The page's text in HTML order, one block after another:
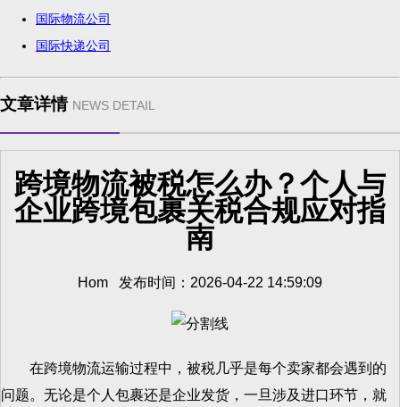
国际物流公司
国际快递公司
文章详情 NEWS DETAIL
跨境物流被税怎么办？个人与
企业跨境包裹关税合规应对指
南
Hom 发布时间：2026-04-22 14:59:09
在跨境物流运输过程中，被税几乎是每个卖家都会遇到的
问题。无论是个人包裹还是企业发货，一旦涉及进口环节，就